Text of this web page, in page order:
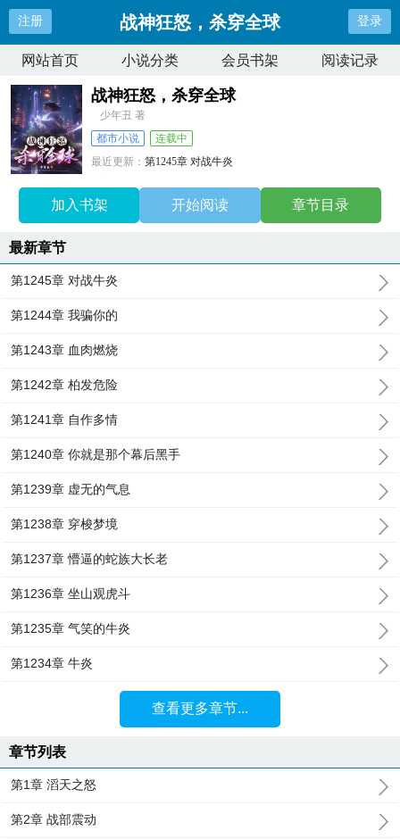
注册 战神狂怒，杀穿全球 登录
网站首页 小说分类 会员书架 阅读记录
战神狂怒，杀穿全球
少年丑 著
都市小说
连载中
最近更新：第1245章 对战牛炎
加入书架 开始阅读 章节目录
最新章节
第1245章 对战牛炎
第1244章 我骗你的
第1243章 血肉燃烧
第1242章 柏发危险
第1241章 自作多情
第1240章 你就是那个幕后黑手
第1239章 虚无的气息
第1238章 穿梭梦境
第1237章 懵逼的蛇族大长老
第1236章 坐山观虎斗
第1235章 气笑的牛炎
第1234章 牛炎
查看更多章节...
章节列表
第1章 滔天之怒
第2章 战部震动